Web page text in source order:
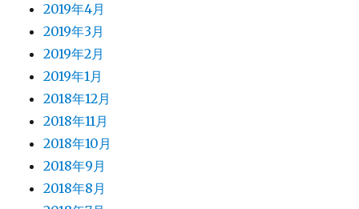
2019年4月
2019年3月
2019年2月
2019年1月
2018年12月
2018年11月
2018年10月
2018年9月
2018年8月